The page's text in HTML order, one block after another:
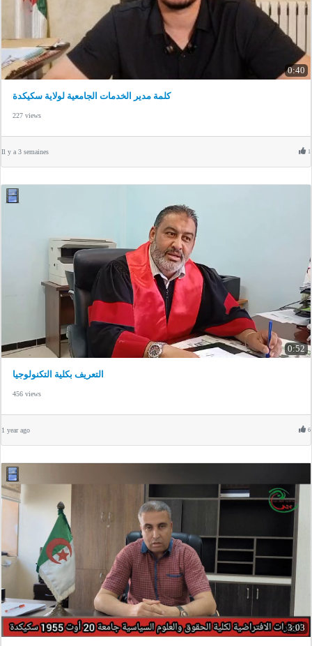
0:40
كلمة مدير الخدمات الجامعية لولاية سكيكدة
227 views
Il y a 3 semaines 1
0:52
التعريف بكلية التكنولوجيا
456 views
1 year ago 6
3:03